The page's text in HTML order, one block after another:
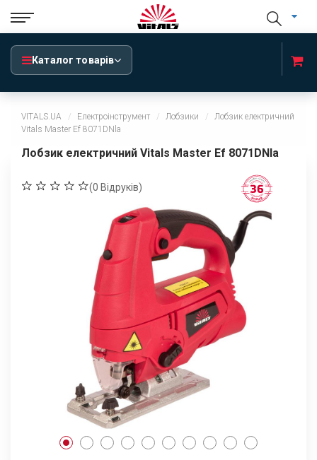
Каталог товарів
VITALS.UA Електроінструмент Лобзики
Лобзик електричний
Vitals Master Ef 8071DNla
Лобзик електричний Vitals Master Ef 8071DNla
(0 Відруків)